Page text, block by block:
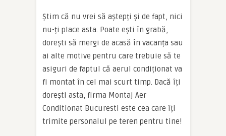
Știm că nu vrei să aștepți și de fapt, nici
nu-ți place asta. Poate ești în grabă,
dorești să mergi de acasă în vacanța sau
ai alte motive pentru care trebuie să te
asiguri de faptul că aerul condiționat va
fi montat în cel mai scurt timp. Dacă îți
dorești asta, firma Montaj Aer
Conditionat Bucuresti este cea care îți
trimite personalul pe teren pentru tine!